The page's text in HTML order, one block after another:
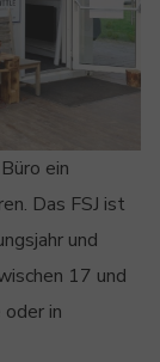
ein
Das FSJ ist
und
17 und
in